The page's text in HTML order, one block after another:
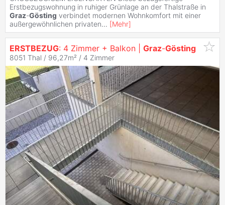
Erstbezugswohnung in ruhiger Grünlage an der Thalstraße in
Graz-Gösting verbindet modernen Wohnkomfort mit einer
außergewöhnlichen privaten... [Mehr]
ERSTBEZUG: 4 Zimmer + Balkon | Graz-Gösting
8051 Thal / 96,27m² / 4 Zimmer